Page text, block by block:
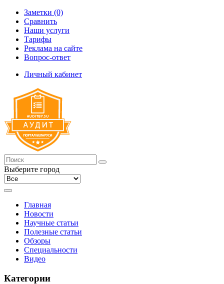
Заметки (0)
Сравнить
Наши услуги
Тарифы
Реклама на сайте
Вопрос-ответ
Личный кабинет
Выберите город
Главная
Новости
Научные статьи
Полезные статьи
Обзоры
Специальности
Видео
Категории